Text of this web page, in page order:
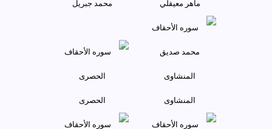
ماهر معيقلي محمد جبريل
المنشاوی الحصری